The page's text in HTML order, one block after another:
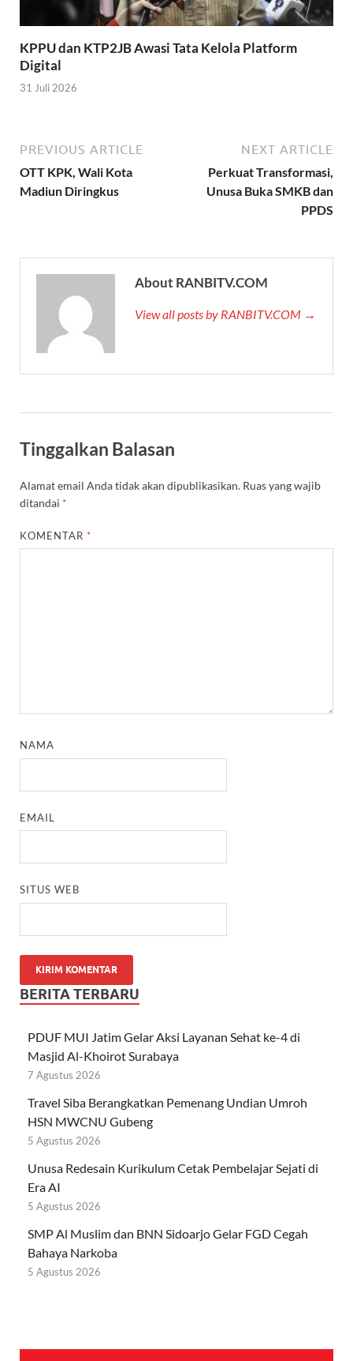
KPPU dan KTP2JB Awasi Tata Kelola Platform
Digital
31 Juli 2026
PREVIOUS ARTICLE
OTT KPK, Wali Kota
Madiun Diringkus
NEXT ARTICLE
Perkuat Transformasi,
Unusa Buka SMKB dan
PPDS
About RANBITV.COM
View all posts by RANBITV.COM →
Tinggalkan Balasan
Alamat email Anda tidak akan dipublikasikan. Ruas yang wajib
ditandai *
KOMENTAR *
NAMA
EMAIL
SITUS WEB
BERITA TERBARU
PDUF MUI Jatim Gelar Aksi Layanan Sehat ke-4 di
Masjid Al-Khoirot Surabaya
7 Agustus 2026
Travel Siba Berangkatkan Pemenang Undian Umroh
HSN MWCNU Gubeng
5 Agustus 2026
Unusa Redesain Kurikulum Cetak Pembelajar Sejati di
Era AI
5 Agustus 2026
SMP Al Muslim dan BNN Sidoarjo Gelar FGD Cegah
Bahaya Narkoba
5 Agustus 2026